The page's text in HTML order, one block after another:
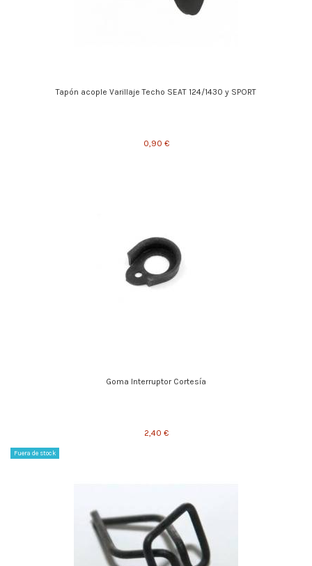
Tapón acople Varillaje Techo SEAT 124/1430 y SPORT
0,90 €
Goma Interruptor Cortesía
2,40 €
Fuera de stock